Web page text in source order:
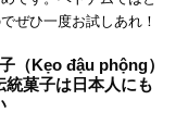
ぜひ一度お試しあれ！
（Kẹo đậu phộng）
統菓子は日本人にも